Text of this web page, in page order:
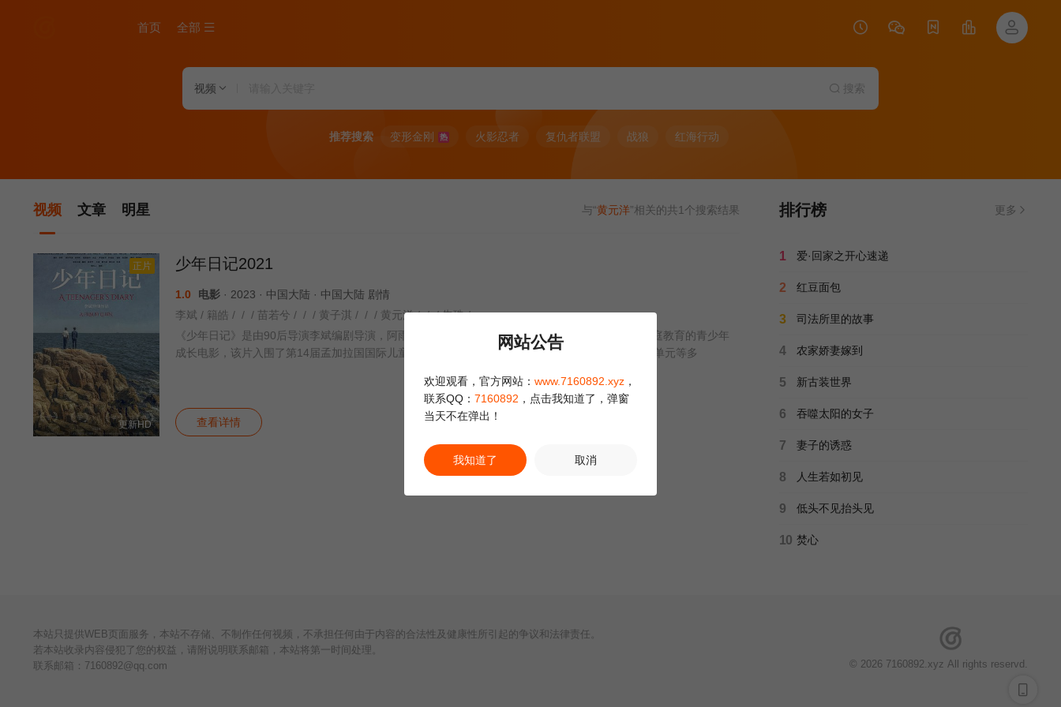
首页 全部
视频 搜索
推荐搜索 变形金刚 热 火影忍者 复仇者联盟 战狼 红海行动
视频 文章 明星 与“黄元洋”相关的共1 个搜索结果
正片
更新HD
少年日记2021
1.0 电影 · 2023 · 中国大陆 · 中国大陆 剧情
李斌 / 籍皓 / / / 苗若兮 / / / 黄子淇 / / / 黄元洋 / / / 朱珠 /
《少年日记》是由90后导演李斌编剧导演，阿雨担任制片人，籍皓、苗若兮领衔主演的一部探讨家庭教育的青少年
成长电影，该片入围了第14届孟加拉国国际儿童电影节主竞赛单元，第13届澳门国际电影节主竞赛单元等多
查看详情
排行榜 更多
1 爱·回家之开心速递
2 红豆面包
3 司法所里的故事
4 农家娇妻嫁到
5 新古装世界
6 吞噬太阳的女子
7 妻子的诱惑
8 人生若如初见
9 低头不见抬头见
10 焚心
本站只提供WEB页面服务，本站不存储、不制作任何视频，不承担任何由于内容的合法性及健康性所引起的争议和法律责任。
若本站收录内容侵犯了您的权益，请附说明联系邮箱，本站将第一时间处理。
联系邮箱： 7160892@qq.com © 2026 7160892.xyz All rights reservd.
网站公告
欢迎观看，官方网站： www.7160892.xyz ，
联系QQ： 7160892 ，点击我知道了，弹窗
当天不在弹出！
我知道了 取消